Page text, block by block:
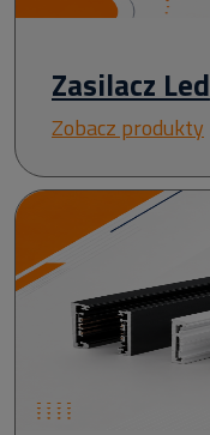
Zasilacz Led
Zobacz produkty